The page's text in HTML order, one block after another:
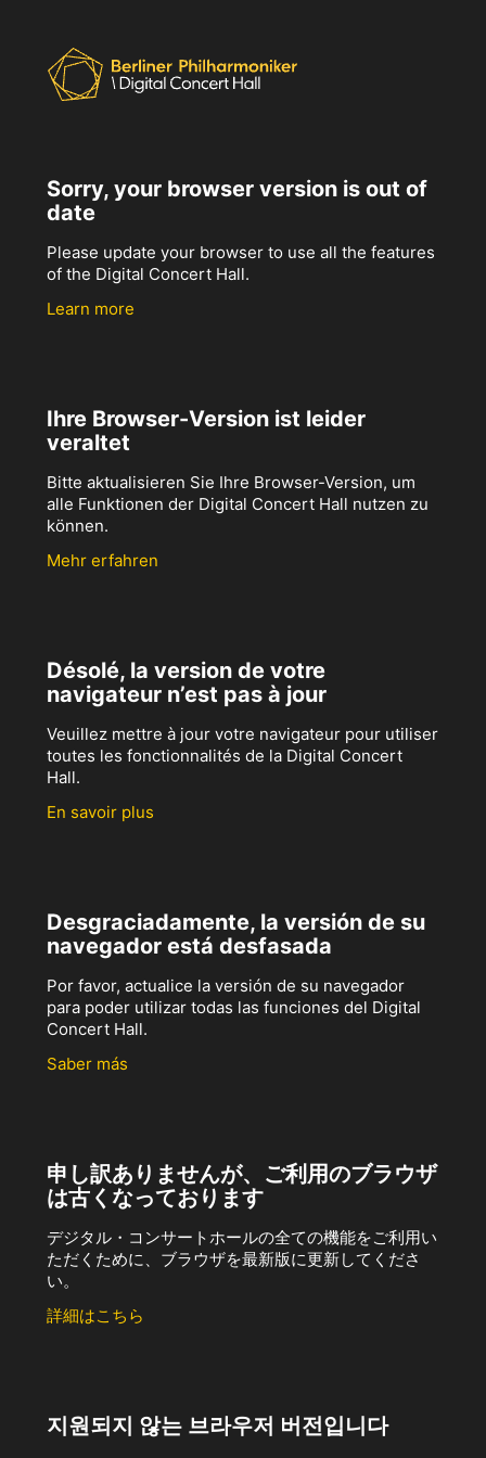
Sorry, your browser version is out of
date
Please update your browser to use all the features
of the Digital Concert Hall.
Learn more
Ihre Browser-Version ist leider
veraltet
Bitte aktualisieren Sie Ihre Browser-Version, um
alle Funktionen der Digital Concert Hall nutzen zu
können.
Mehr erfahren
Désolé, la version de votre
navigateur n’est pas à jour
Veuillez mettre à jour votre navigateur pour utiliser
toutes les fonctionnalités de la Digital Concert
Hall.
En savoir plus
Desgraciadamente, la versión de su
navegador está desfasada
Por favor, actualice la versión de su navegador
para poder utilizar todas las funciones del Digital
Concert Hall.
Saber más
申し訳ありませんが、ご利用のブラウザ
は古くなっております
デジタル・コンサートホールの全ての機能をご利用い
ただくために、ブラウザを最新版に更新してくださ
い。
詳細はこちら
지원되지 않는 브라우저 버전입니다